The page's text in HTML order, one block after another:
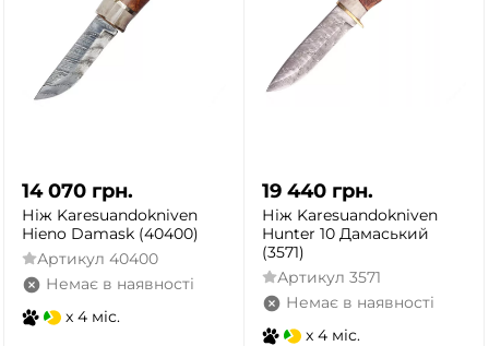
14 070 грн.
Ніж Karesuandokniven
Hieno Damask (40400)
Артикул 40400
Немає в наявності
x 4 міс.
19 440 грн.
Ніж Karesuandokniven
Hunter 10 Дамаський
(3571)
Артикул 3571
Немає в наявності
x 4 міс.